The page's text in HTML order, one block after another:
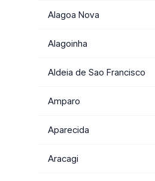
Alagoa Nova
Alagoinha
Aldeia de Sao Francisco
Amparo
Aparecida
Aracagi